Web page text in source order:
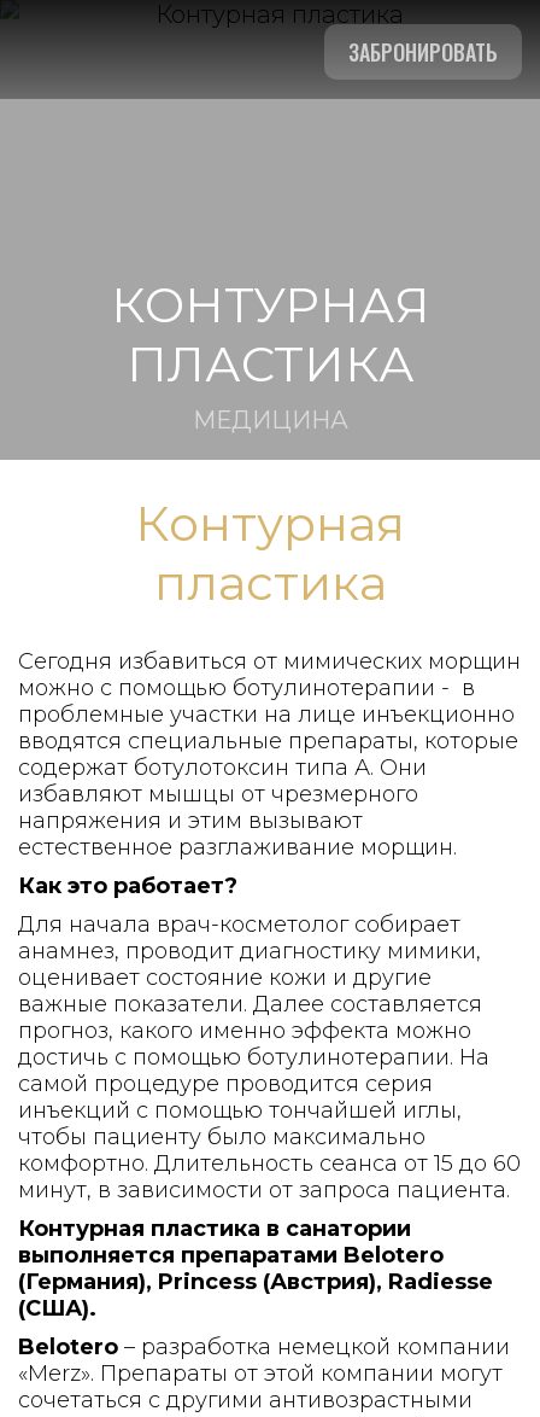
ЗАБРОНИРОВАТЬ
КОНТУРНАЯ
ПЛАСТИКА
МЕДИЦИНА
Контурная
пластика
Сегодня избавиться от мимических морщин
можно с помощью ботулинотерапии - в
проблемные участки на лице инъекционно
вводятся специальные препараты, которые
содержат ботулотоксин типа А. Они
избавляют мышцы от чрезмерного
напряжения и этим вызывают
естественное разглаживание морщин.
Как это работает?
Для начала врач-косметолог собирает
анамнез, проводит диагностику мимики,
оценивает состояние кожи и другие
важные показатели. Далее составляется
прогноз, какого именно эффекта можно
достичь с помощью ботулинотерапии. На
самой процедуре проводится серия
инъекций с помощью тончайшей иглы,
чтобы пациенту было максимально
комфортно. Длительность сеанса от 15 до 60
минут, в зависимости от запроса пациента.
Контурная пластика в санатории
выполняется препаратами Belotero
(Германия), Princess (Австрия), Radiesse
(США).
Belotero – разработка немецкой компании
«Merz». Препараты от этой компании могут
сочетаться с другими антивозрастными